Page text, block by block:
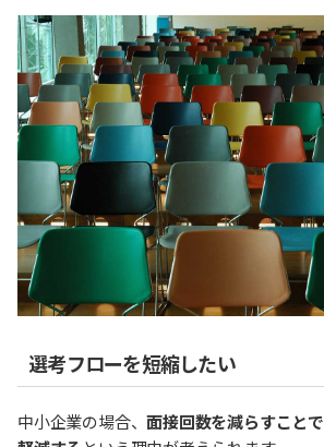
選考フローを短縮したい
中小企業の場合、面接回数を減らすこと